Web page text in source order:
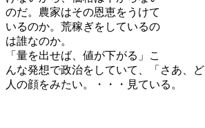
のだ。農家はその恩恵をうけて
いるのか。荒稼ぎをしているの
は誰なのか。
「量を出せば、値が下がる」こ
んな発想で政治をしていて、「さあ、
人の顔をみたい。・・・見ている。